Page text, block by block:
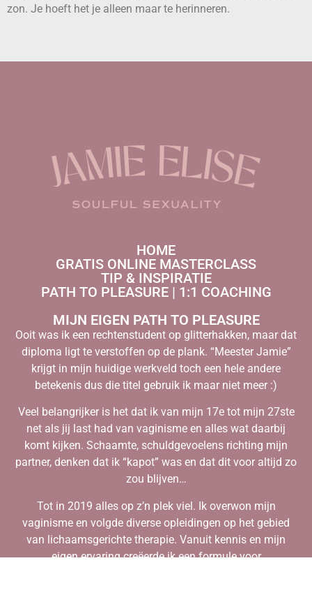
zon. Je hoeft het je alleen maar te herinneren.
HOME
GRATIS ONLINE MASTERCLASS
TIP & INSPIRATIE
PATH TO PLEASURE | 1:1 COACHING
MIJN EIGEN PATH TO PLEASURE
Ooit was ik een rechtenstudent op glitterhakken, maar dat
diploma ligt te verstoffen op de plank. “Meester Jamie”
krijgt in mijn huidige werkveld toch een hele andere
betekenis dus die titel gebruik ik maar niet meer :)
Veel belangrijker is het dat ik van mijn 17e tot mijn 27ste
net als jij last had van vaginisme en alles wat daarbij
komt kijken. Schaamte, schuldgevoelens richting mijn
partner, denken dat ik “kapot” was en dat dit voor altijd zo
zou blijven…
Tot in 2019 alles op z’n plek viel. Ik overwon mijn
vaginisme en volgde diverse opleidingen op het gebied
van lichaamsgerichte therapie. Vanuit kennis en mijn
eigen ervaring creëerde ik een formule voor